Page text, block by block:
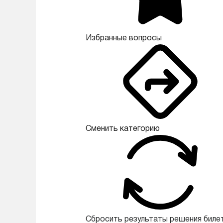
Избранные вопросы
Сменить категорию
Сбросить результаты решения